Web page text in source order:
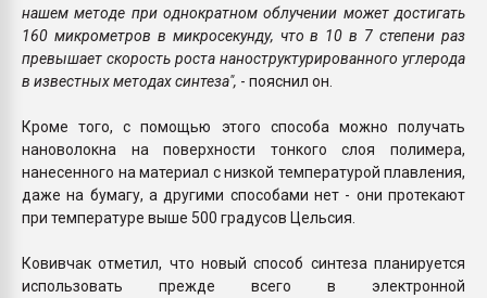
нашем методе при однократном облучении может достигать
160 микрометров в микросекунду, что в 10 в 7 степени раз
превышает скорость роста наноструктурированного углерода
в известных методах синтеза", - пояснил он.
Кроме того, с помощью этого способа можно получать
нановолокна на поверхности тонкого слоя полимера,
нанесенного на материал с низкой температурой плавления,
даже на бумагу, а другими способами нет - они протекают
при температуре выше 500 градусов Цельсия.
Ковивчак отметил, что новый способ синтеза планируется
использовать прежде всего в электронной